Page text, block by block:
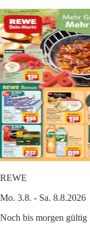
REWE
Mo. 3.8. - Sa. 8.8.2026
Noch bis morgen gültig